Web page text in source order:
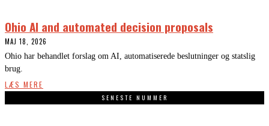
Ohio AI and automated decision proposals
MAJ 18, 2026
Ohio har behandlet forslag om AI, automatiserede beslutninger og statslig
brug.
LÆS MERE
SENESTE NUMMER